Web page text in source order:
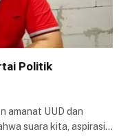
Politik
amanat UUD dan
suara kita, aspirasi…